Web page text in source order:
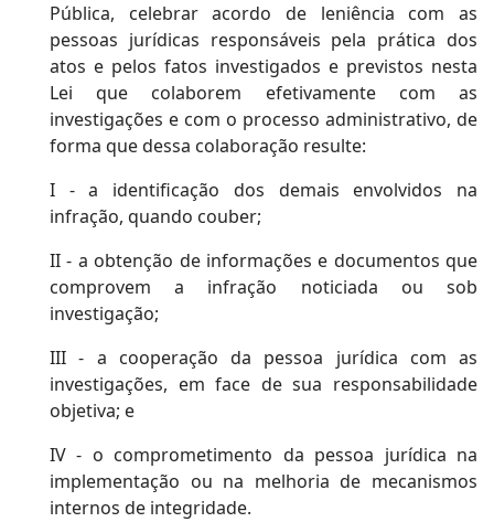
Pública, celebrar acordo de leniência com as
pessoas jurídicas responsáveis pela prática dos
atos e pelos fatos investigados e previstos nesta
Lei que colaborem efetivamente com as
investigações e com o processo administrativo, de
forma que dessa colaboração resulte:
I - a identificação dos demais envolvidos na
infração, quando couber;
II - a obtenção de informações e documentos que
comprovem a infração noticiada ou sob
investigação;
III - a cooperação da pessoa jurídica com as
investigações, em face de sua responsabilidade
objetiva; e
IV - o comprometimento da pessoa jurídica na
implementação ou na melhoria de mecanismos
internos de integridade.